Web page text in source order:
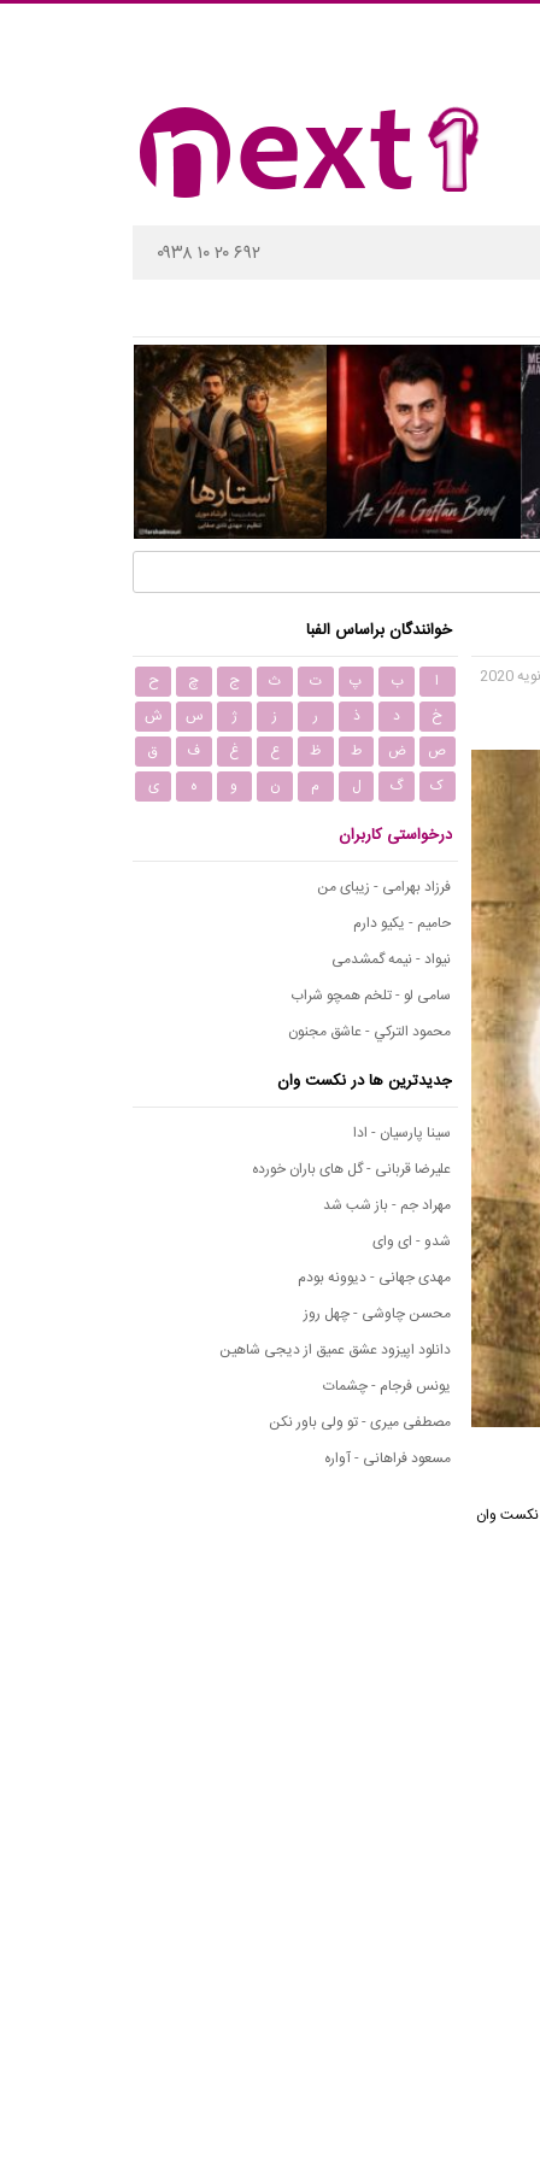
۰۹۳۸ ۱۰ ۲۰ ۶۹۲
موسیقی نکست وان
خوانندگان براساس الفبا
ا ب پ ت ث ج چ
ح
خ
د ذ ر ز ژ س
ش
ص
ض ط ظ ع غ ف
ق
ک
گ ل م ن و ه ی
درخواستی کاربران
فرزاد بهرامی - زیبای من
حامیم - یکیو دارم
نیواد - نیمه گمشدمی
سامی لو - تلخم همچو شراب
محمود التركي - عاشق مجنون
جدیدترین ها در نکست وان
سینا پارسیان - ادا
علیرضا قربانی - گل های باران خورده
مهراد جم - باز شب شد
شدو - ای وای
مهدی جهانی - دیوونه بودم
محسن چاوشی - چهل روز
دانلود اپیزود عشق عمیق از دیجی شاهین
یونس فرجام - چشمات
مصطفی میری - تو ولی باور نکن
مسعود فراهانی - آواره